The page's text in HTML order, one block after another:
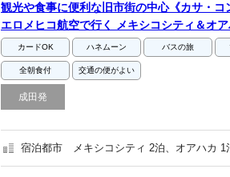
観光や食事に便利な旧市街の中心《カサ・
エロメヒコ航空で行く メキシコシティ＆オ
カードOK ハネムーン バスの旅
全朝食付 交通の便がよい
成田発
宿泊都市 メキシコシティ 2泊、オアハカ 1